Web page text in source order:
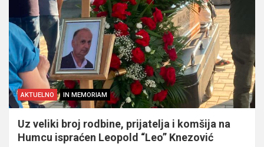
AKTUELNO IN MEMORIAM
Uz veliki broj rodbine, prijatelja i komšija na
Humcu ispraćen Leopold “Leo” Knezović